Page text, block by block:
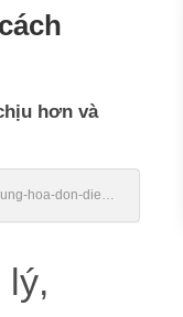
hơn và
hoa-don-dien-
lý,